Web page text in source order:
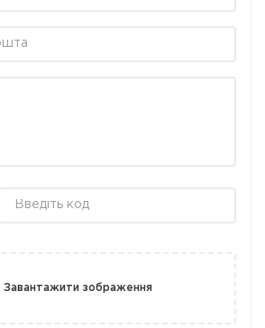
Завантажити зображення